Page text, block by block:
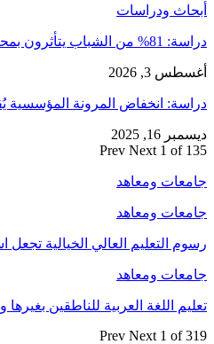
أبحاث ودراسات
دراسة: 81% من الشباب يتأثرون بمحتويات رقمية تشجع على…
أغسطس 3, 2026
دراسة: انخفاض المرونة المؤسسية
ديسمبر 16, 2025
Prev Next 1 of 135
جامعات ومعاهد
جامعات ومعاهد
رسوم التعليم العالي الخيالية
جامعات ومعاهد
تعليم اللغة العربية للناطقين بغيرها
Prev Next 1 of 319